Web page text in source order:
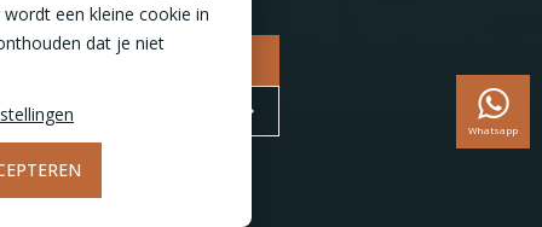
NAAR CONFIGURATOR
BEZOEK DE SHOWROOM
Whatsapp
een kleine cookie in
dat je niet